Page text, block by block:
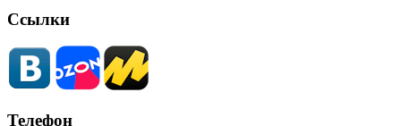
Ссылки
Телефон